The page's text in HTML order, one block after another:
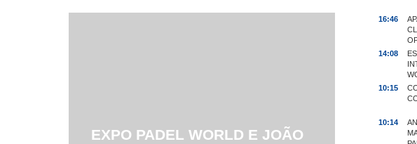
EXPO PADEL WORLD E JOÃO
16:46
14:08
10:15
10:14